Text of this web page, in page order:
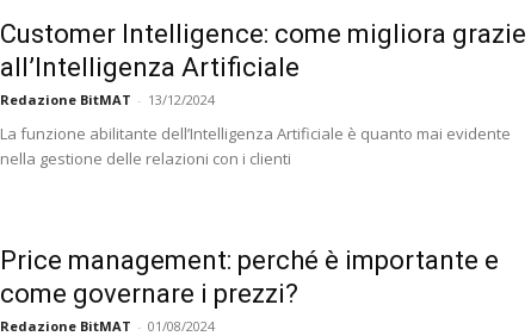
Customer Intelligence: come migliora grazie
all’Intelligenza Artificiale
Redazione BitMAT - 13/12/2024
La funzione abilitante dell’Intelligenza Artificiale è quanto mai evidente
nella gestione delle relazioni con i clienti
Price management: perché è importante e
come governare i prezzi?
Redazione BitMAT - 01/08/2024